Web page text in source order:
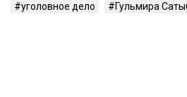
уголовное дело
Гульмира